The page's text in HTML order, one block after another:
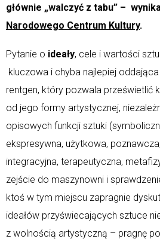
głównie „walczyć z tabu” –
Narodowego Centrum Kultury.
Pytanie o ideały, cele i wartości
kluczowa i chyba najlepiej
rentgen, który pozwala prześwietlić
od jego formy artystycznej,
opisowych funkcji sztuki
ekspresywna, użytkowa,
integracyjna, terapeutyczna,
zejście do maszynowni i
ktoś w tym miejscu zapragnie
ideałów przyświecających sztuce
z wolnością artystyczną – pragnę